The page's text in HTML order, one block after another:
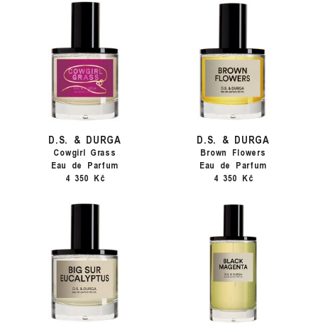
D.S. & DURGA
Cowgirl Grass
Eau de Parfum
4 350 Kč
D.S. & DURGA
Brown Flowers
Eau de Parfum
4 350 Kč